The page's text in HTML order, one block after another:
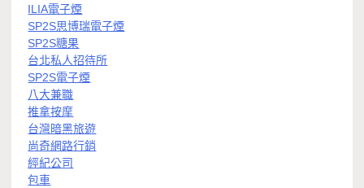
ILIA電子煙
SP2S思博瑞電子煙
SP2S糖果
台北私人招待所
SP2S電子煙
八大兼職
推拿按摩
台灣暗黑旅遊
尚奇網路行銷
經紀公司
包車